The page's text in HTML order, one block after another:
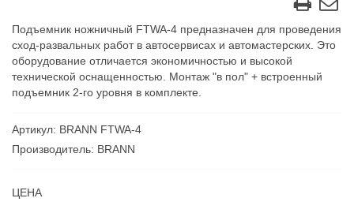
Подъемник ножничный FTWA-4 предназначен для проведения
сход-развальных работ в автосервисах и автомастерских. Это
оборудование отличается экономичностью и высокой
технической оснащенностью. Монтаж "в пол" + встроенный
подъемник 2-го уровня в комплекте.
Артикул: BRANN FTWA-4
Производитель: BRANN
ЦЕНА